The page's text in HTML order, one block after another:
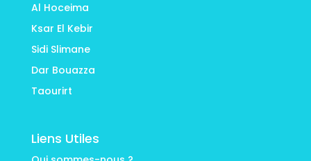
Al Hoceima
Ksar El Kebir
Sidi Slimane
Dar Bouazza
Taourirt
Liens Utiles